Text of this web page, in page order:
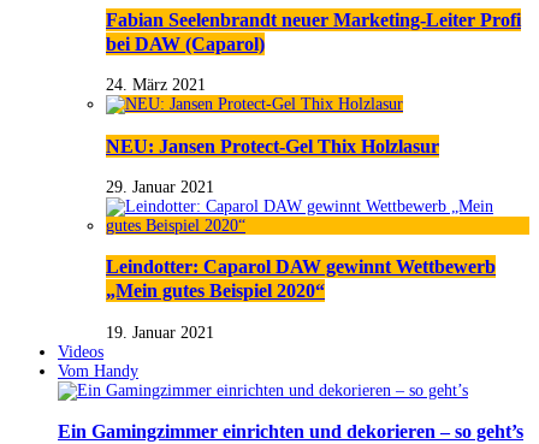
Fabian Seelenbrandt neuer Marketing-Leiter Profi
bei DAW (Caparol)
24. März 2021
NEU: Jansen Protect-Gel Thix Holzlasur
29. Januar 2021
Leindotter: Caparol DAW gewinnt Wettbewerb
„Mein gutes Beispiel 2020“
19. Januar 2021
Videos
Vom Handy
Ein Gamingzimmer einrichten und dekorieren – so geht’s